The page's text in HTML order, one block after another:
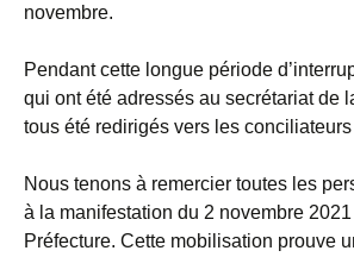
novembre.
Pendant cette longue période
qui ont été adressés au secrétariat de
tous été redirigés vers les
Nous tenons à remercier toutes les
à la manifestation du 2 novembre
Préfecture. Cette mobilisation prouve